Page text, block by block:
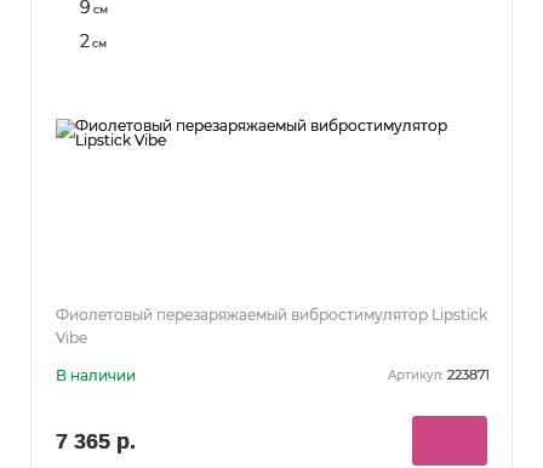
9 см
2 см
Фиолетовый перезаряжаемый вибростимулятор Lipstick
Vibe
В наличии Артикул: 223871
7 365 р.